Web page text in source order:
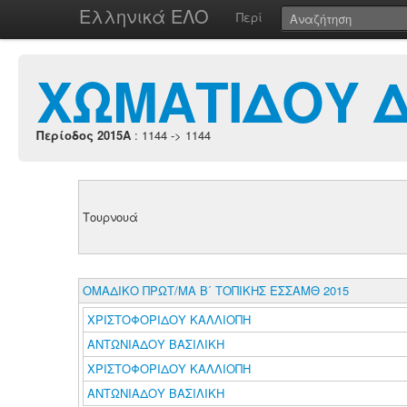
Ελληνικά ΕΛΟ Περί
ΧΩΜΑΤΙΔΟΥ
Περίοδος 2015A : 1144 -> 1144
Τουρνουά
ΟΜΑΔΙΚΟ ΠΡΩΤ/ΜΑ Β΄ ΤΟΠΙΚΗΣ ΕΣΣΑΜΘ 2015
ΧΡΙΣΤΟΦΟΡΙΔΟΥ ΚΑΛΛΙΟΠΗ
ΑΝΤΩΝΙΑΔΟΥ ΒΑΣΙΛΙΚΗ
ΧΡΙΣΤΟΦΟΡΙΔΟΥ ΚΑΛΛΙΟΠΗ
ΑΝΤΩΝΙΑΔΟΥ ΒΑΣΙΛΙΚΗ